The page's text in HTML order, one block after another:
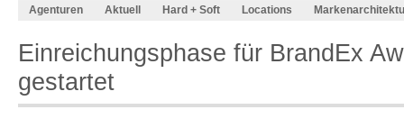
Agenturen
Aktuell Hard + Soft Locations
Einreichungsphase für BrandEx
gestartet